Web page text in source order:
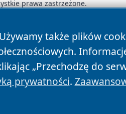
także plików
„Przechodzę do
prywatności.
prawa zastrzeżone.
Polityka Cookies